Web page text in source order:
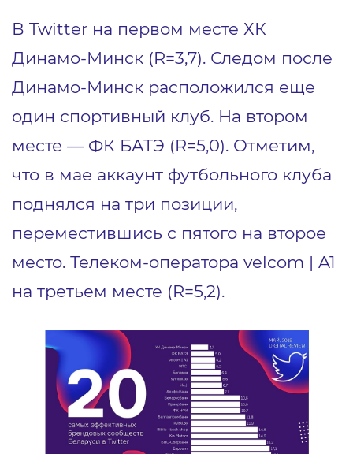
В Twitter на первом месте ХК
Динамо-Минск (R=3,7). Следом после
Динамо-Минск расположился еще
один спортивный клуб. На втором
месте — ФК БАТЭ (R=5,0). Отметим,
что в мае аккаунт футбольного клуба
поднялся на три позиции,
переместившись с пятого на второе
место. Телеком-оператора velcom | A1
на третьем месте (R=5,2).